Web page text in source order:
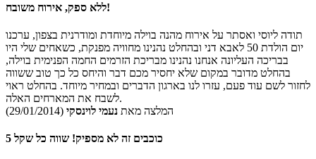
ללא ספק, אירוח משובח!
תודה ליוסי ואסתר על אירוח מהנה בוילה מיוחדת ומודרנית בצפון, ערכנו
יום הולדת 50 לאבא דני ובהחלט נהנינו מחוויה מפנקת, כשאחים שלי היו
בבריכה העליונה אנחנו נהנינו מבריכת הזרמים החמה הפנימית בוילה,
בהחלט מדובר במקום שלא יחסיר מכם דבר והיחס כל כך טוב ששווה
לחזור לשם עוד פעם, עזרו לנו בארגון הדברים ובמחיר מיוחד. בהחלט ראוי
לשבח את המארחים האלה.
המלצה מאת נעמי לוינסקי (29/01/2014)
5 כוכבים זה לא מספיק! שווה כל שקל